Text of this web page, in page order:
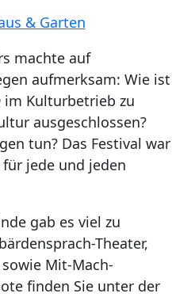
& Garten
machte auf
aufmerksam: Wie ist
im Kulturbetrieb zu
ausgeschlossen?
tun? Das Festival war
jede und jeden
gab es viel zu
Theater,
sowie Mit-Mach-
finden Sie unter der